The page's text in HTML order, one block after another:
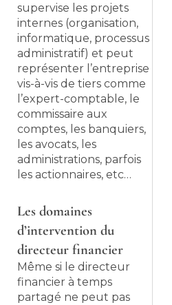
supervise les projets
internes (organisation,
informatique, processus
administratif) et peut
représenter l’entreprise
vis-à-vis de tiers comme
l’expert-comptable, le
commissaire aux
comptes, les banquiers,
les avocats, les
administrations, parfois
les actionnaires, etc…
Les domaines
d’intervention du
directeur financier
Même si le directeur
financier à temps
partagé ne peut pas